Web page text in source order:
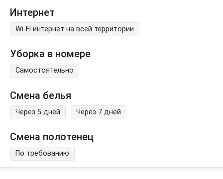
Интернет
Wi-Fi интернет на всей территории
Уборка в номере
Самостоятельно
Смена белья
Через 5 дней Через 7 дней
Смена полотенец
По требованию